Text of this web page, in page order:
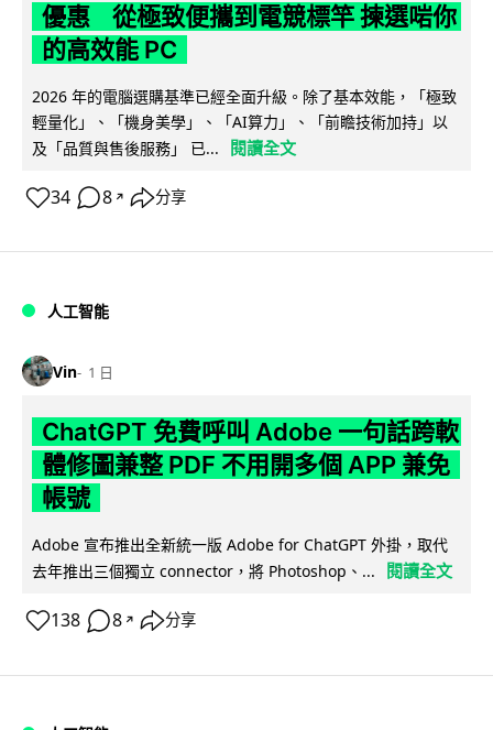
優惠 從極致便攜到電競標竿 揀選啱你
的高效能 PC
2026 年的電腦選購基準已經全面升級。除了基本效能，「極致
輕量化」、「機身美學」、「AI算力」、「前瞻技術加持」以
及「品質與售後服務」 已...
閱讀全文
34 8 ↗ 分享
人工智能
Vin 1 日
ChatGPT 免費呼叫 Adobe 一句話跨軟
體修圖兼整 PDF 不用開多個 APP 兼免
帳號
Adobe 宣布推出全新統一版 Adobe for ChatGPT 外掛，取代
去年推出三個獨立 connector，將 Photoshop、...
閱讀全文
138 8 ↗ 分享